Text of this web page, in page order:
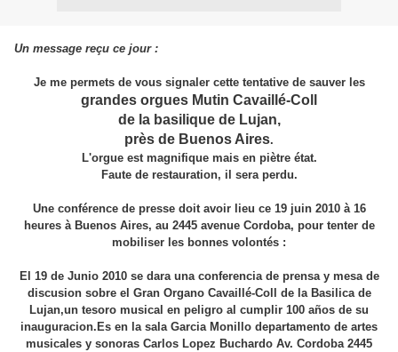
Un message reçu ce jour :
Je me permets de vous signaler cette tentative de sauver les
grandes orgues Mutin Cavaillé-Coll
de la basilique de Lujan,
près de Buenos Aires.
L'orgue est magnifique mais en piètre état.
Faute de restauration, il sera perdu.
Une conférence de presse doit avoir lieu ce 19 juin 2010 à 16
heures à Buenos Aires, au 2445 avenue Cordoba, pour tenter de
mobiliser les bonnes volontés :
El 19 de Junio 2010 se dara una conferencia de prensa y mesa de
discusion sobre el Gran Organo Cavaillé-Coll de la Basilica de
Lujan,un tesoro musical en peligro al cumplir 100 años de su
inauguracion.Es en la sala Garcia Monillo departamento de artes
musicales y sonoras Carlos Lopez Buchardo Av. Cordoba 2445